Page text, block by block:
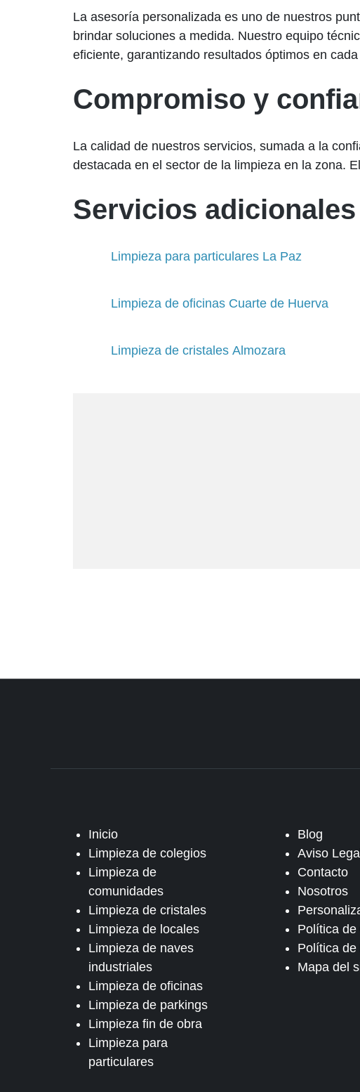
La asesoría personalizada es uno de nuestros
brindar soluciones a medida. Nuestro equipo
eficiente, garantizando resultados óptimos en
Compromiso y
La calidad de nuestros servicios, sumada a la
destacada en el sector de la limpieza en la zona.
Servicios
Limpieza para particulares La Paz
Limpieza de oficinas Cuarte de Huerva
Limpieza de cristales Almozara
Inicio
Limpieza de colegios
Limpieza de
comunidades
Limpieza de cristales
Limpieza de locales
Limpieza de naves
industriales
Limpieza de oficinas
Limpieza de parkings
Limpieza fin de obra
Limpieza para
particulares
Blog
Aviso Legal
Contacto
Nosotros
Política de
Política de
Mapa del